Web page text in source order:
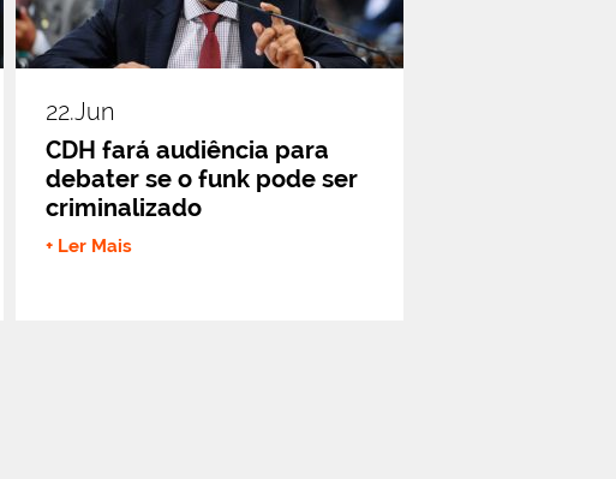
22.jun
CDH fará audiência para
debater se o funk pode ser
criminalizado
+ Ler Mais